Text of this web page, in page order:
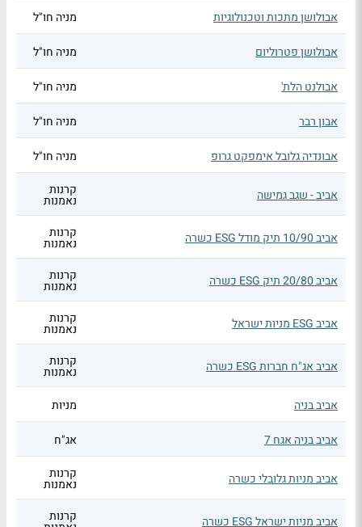
אבולושן מתכות וטכנולוגיות מניה חו"ל
אבולושן פטרוליום מניה חו"ל
אבולנט הלת' מניה חו"ל
אבון רבר מניה חו"ל
אבונדיה גלובל אימפקט גרופ מניה חו"ל
אביב - שגב גמישה קרנות
נאמנות
אביב 10/90 תיק מודל ESG כשרה קרנות
נאמנות
אביב 20/80 תיק ESG כשרה קרנות
נאמנות
אביב ESG מניות ישראל קרנות
נאמנות
אביב אג"ח חברות ESG כשרה קרנות
נאמנות
אביב בניה
מניות
אביב בניה אגח 7 אג"ח
אביב מניות גלובלי כשרה קרנות
נאמנות
אביב מניות ישראל ESG כשרה קרנות